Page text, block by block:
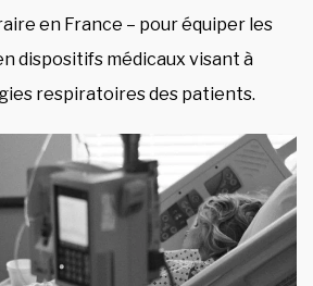
en France – pour équiper les
dispositifs médicaux visant à
respiratoires des patients.